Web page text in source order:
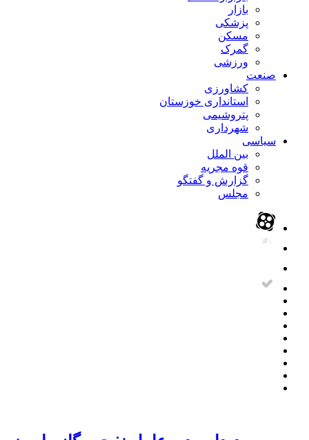
بازار
پزشکی
مسکن
گمرک
ورزشی
صنعت
کشاورزی
استانداری خوزستان
پتروشیمی
شهرداری
سیاسی
بین الملل
قوه مجریه
گزارش و گفتگو
مجلس